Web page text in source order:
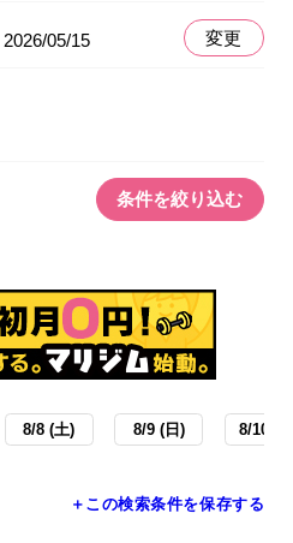
05/15 変更
条件を絞り込む
8/8 (土) 8/9 (日) 8/10 (
＋この検索条件を保存する